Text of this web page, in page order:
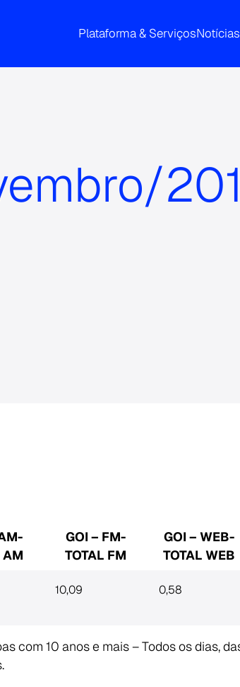
Plataforma & Serviços
AM
GOI – FM-
TOTAL FM
GOI – WEB-
TOTAL WEB
10,09 0,58
com 10 anos e mais – Todos os dias,